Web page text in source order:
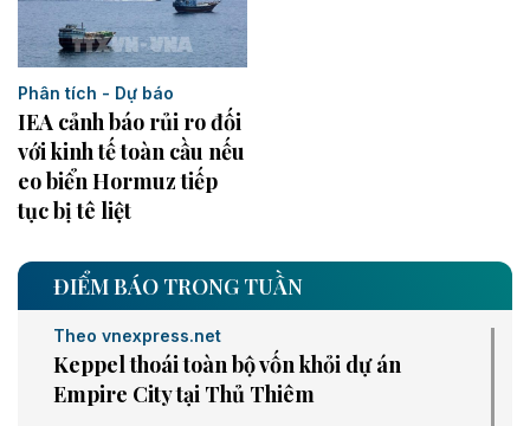
Phân tích - Dự báo
IEA cảnh báo rủi ro đối
với kinh tế toàn cầu nếu
eo biển Hormuz tiếp
tục bị tê liệt
ĐIỂM BÁO TRONG TUẦN
Theo vnexpress.net
Keppel thoái toàn bộ vốn khỏi dự án
Empire City tại Thủ Thiêm